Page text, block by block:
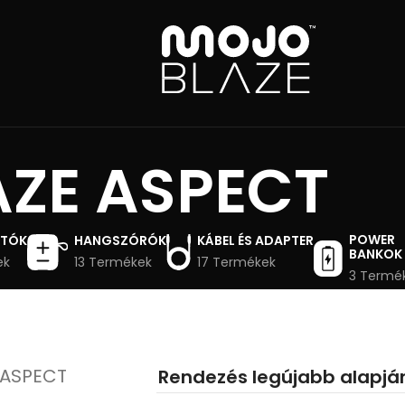
ASPECT
HANGSZÓRÓK
13 Termékek
KÁBEL ÉS ADAPTER
17 Termékek
POWER
BANKOK
3